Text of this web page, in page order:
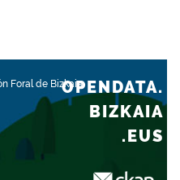
Foral de BizkaiaOPENDATA.
BIZKAIA
.EUS